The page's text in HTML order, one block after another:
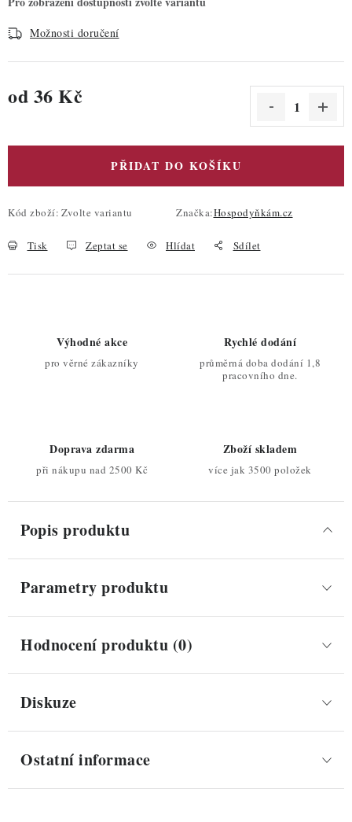
Možnosti doručení
od 36 Kč
PŘIDAT DO KOŠÍKU
Kód zboží: Zvolte variantu Značka:Hospodyňkám.cz
Tisk Zeptat se Hlídat Sdílet
Výhodné akce
pro věrné zákazníky
Rychlé dodání
průměrná doba dodání 1,8
pracovního dne.
Doprava zdarma
při nákupu nad 2500 Kč
Zboží skladem
více jak 3500 položek
Popis produktu
Parametry produktu
Hodnocení produktu (0)
Diskuze
Ostatní informace